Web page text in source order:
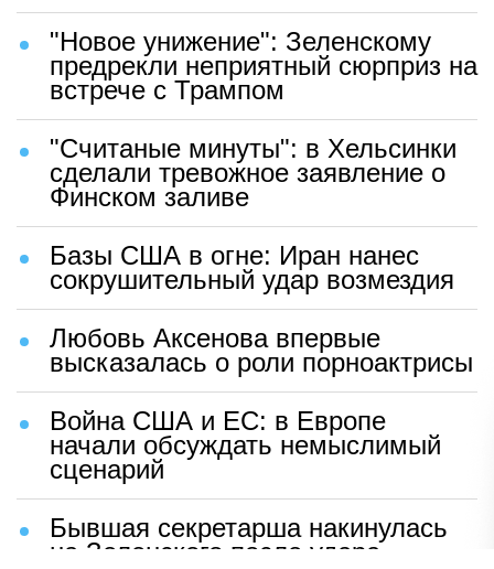
"Новое унижение": Зеленскому
предрекли неприятный сюрприз на
встрече с Трампом
"Считаные минуты": в Хельсинки
сделали тревожное заявление о
Финском заливе
Базы США в огне: Иран нанес
сокрушительный удар возмездия
Любовь Аксенова впервые
высказалась о роли порноактрисы
Война США и ЕС: в Европе
начали обсуждать немыслимый
сценарий
Бывшая секретарша накинулась
на Зеленского после удара